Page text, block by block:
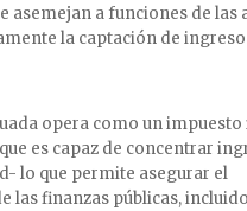
asemejan a funciones de las
la captación de
opera como un
es capaz de concentrar
lo que permite asegurar el
las finanzas públicas,